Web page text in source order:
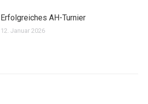
Erfolgreiches AH-Turnier
12. Januar 2026